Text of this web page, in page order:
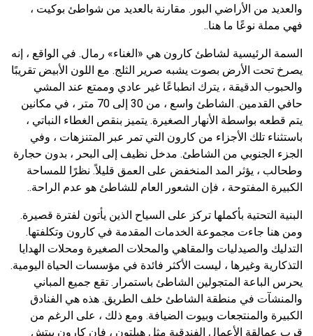
والعديد من الأراضي البور. مقارنة بالعديد من شواطئ بوكيت ،
فهي مملة نوعًا ما هنا..
السمة الرئيسية لشاطئ كارون هي «الغناء» رمال. في الواقع ، إنه
يصرخ تحت الأرض بصوت يشبه صرير الثلج. مع اللون الأبيض تقريبًا
والحبوب الدقيقة ، يترك انطباعًا غير عادي وممتع عند المشي
حافي القدمين. الشاطئ واسع ، من 30 إلى 70 متر ، في مكانين
يتم قطعه بواسطة الأنهار الصغيرة. يتميز بنقص الغطاء النباتي ،
باستثناء تلك الأجزاء من كارون التي تمر عبر المتنزهات ، وفي
الجزء الجنوبي من الشاطئ. مدخل نظيف إلى البحر ، بدون حجارة
وطحالب ، يؤثر المد المنخفض على العمق قليلاً. نظرًا للمساحة
الكبيرة المفتوحة ، فإن الشعور العام للشاطئ هو عدم الراحة..
البنية التحتية بأكملها تركز على السياح الذين يأتون لفترة قصيرة.
ومن هنا جاءت مجموعة الخدمات المقدمة في كارون وتكلفتها.
التدليك والصيدليات والمقاهي والمحلات الصغيرة ومحلات الهدايا
التذكارية وغيرها ، ليست الأكثر فائدة في مؤسسات الحياة اليومية.
يحرس الباعة المتجولين الشاطئ باستمرار. تقع جميع المباني
والمنشآت في منطقة الشاطئ خلف الطريق. هذه هي الفنادق
الكبيرة والمنتجعات وبيوت الضيافة. ومع ذلك ، على الرغم من
قرب عمالقة الأعمال الفندقية مثل هيلتون ، فإن كارون بيتش